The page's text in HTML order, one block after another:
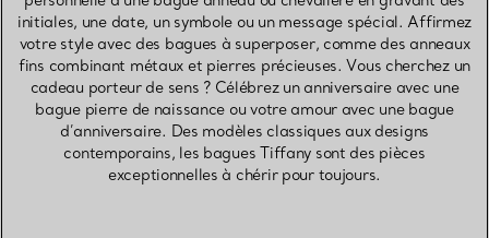
initiales, une date, un symbole ou un message spécial. Affirmez
votre style avec des bagues à superposer, comme des anneaux
fins combinant métaux et pierres précieuses. Vous cherchez un
cadeau porteur de sens ? Célébrez un anniversaire avec une
bague pierre de naissance ou votre amour avec une bague
d’anniversaire. Des modèles classiques aux designs
contemporains, les bagues Tiffany sont des pièces
exceptionnelles à chérir pour toujours.